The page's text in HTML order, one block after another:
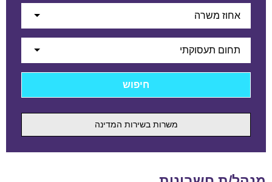
אחוז משרה
תחום תעסוקתי
משרות בשירות המדינה